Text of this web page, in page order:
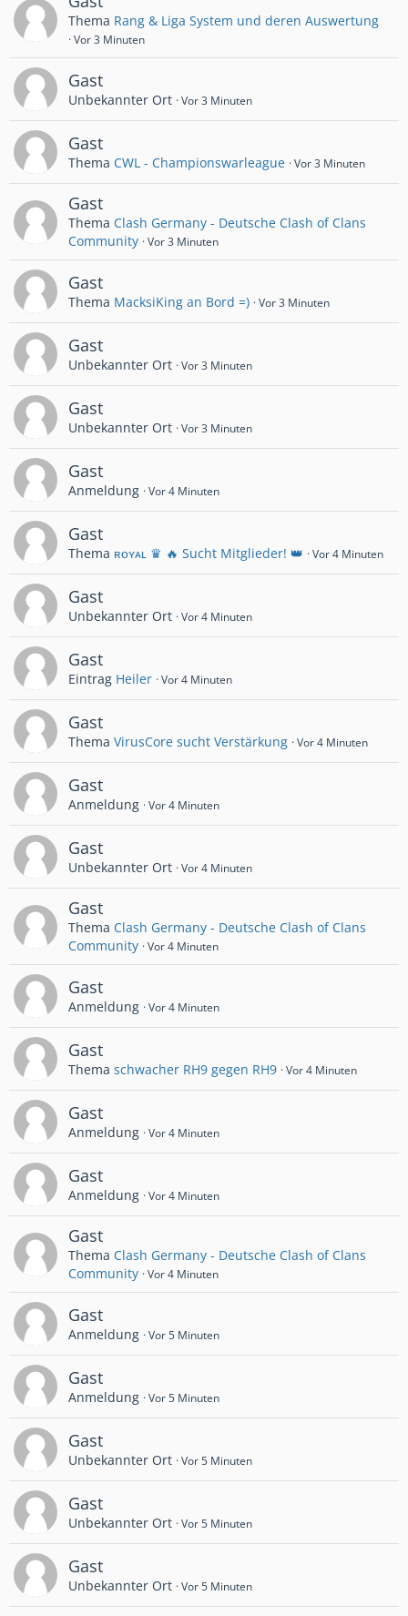
Thema Rang & Liga System und deren Auswertung
Vor 3 Minuten
Gast
Unbekannter Ort Vor 3 Minuten
Gast
Thema CWL - Championswarleague Vor 3 Minuten
Gast
Thema Clash Germany - Deutsche Clash of Clans
Community Vor 3 Minuten
Gast
Thema MacksiKing an Bord =) Vor 3 Minuten
Gast
Unbekannter Ort Vor 3 Minuten
Gast
Unbekannter Ort Vor 3 Minuten
Gast
Anmeldung Vor 4 Minuten
Gast
Thema ʀᴏʏᴀʟ ♛ 🔥 Sucht Mitglieder! 👑 Vor 4 Minuten
Gast
Unbekannter Ort Vor 4 Minuten
Gast
Eintrag Heiler Vor 4 Minuten
Gast
Thema VirusCore sucht Verstärkung Vor 4 Minuten
Gast
Anmeldung Vor 4 Minuten
Gast
Unbekannter Ort Vor 4 Minuten
Gast
Thema Clash Germany - Deutsche Clash of Clans
Community Vor 4 Minuten
Gast
Anmeldung Vor 4 Minuten
Gast
Thema schwacher RH9 gegen RH9 Vor 4 Minuten
Gast
Anmeldung Vor 4 Minuten
Gast
Anmeldung Vor 4 Minuten
Gast
Thema Clash Germany - Deutsche Clash of Clans
Community Vor 4 Minuten
Gast
Anmeldung Vor 5 Minuten
Gast
Anmeldung Vor 5 Minuten
Gast
Unbekannter Ort Vor 5 Minuten
Gast
Unbekannter Ort Vor 5 Minuten
Gast
Unbekannter Ort Vor 5 Minuten